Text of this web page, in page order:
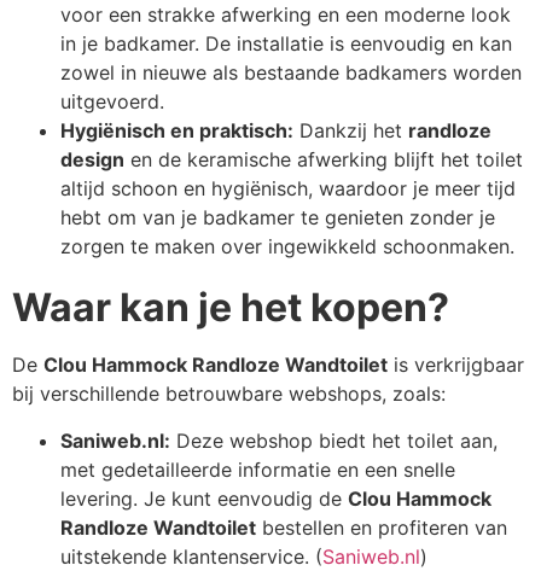
voor een strakke afwerking en een moderne look
in je badkamer. De installatie is eenvoudig en kan
zowel in nieuwe als bestaande badkamers worden
uitgevoerd.
Hygiënisch en praktisch: Dankzij het randloze
design en de keramische afwerking blijft het toilet
altijd schoon en hygiënisch, waardoor je meer tijd
hebt om van je badkamer te genieten zonder je
zorgen te maken over ingewikkeld schoonmaken.
Waar kan je het kopen?
De Clou Hammock Randloze Wandtoilet is verkrijgbaar
bij verschillende betrouwbare webshops, zoals:
Saniweb.nl: Deze webshop biedt het toilet aan,
met gedetailleerde informatie en een snelle
levering. Je kunt eenvoudig de Clou Hammock
Randloze Wandtoilet bestellen en profiteren van
uitstekende klantenservice. (Saniweb.nl)